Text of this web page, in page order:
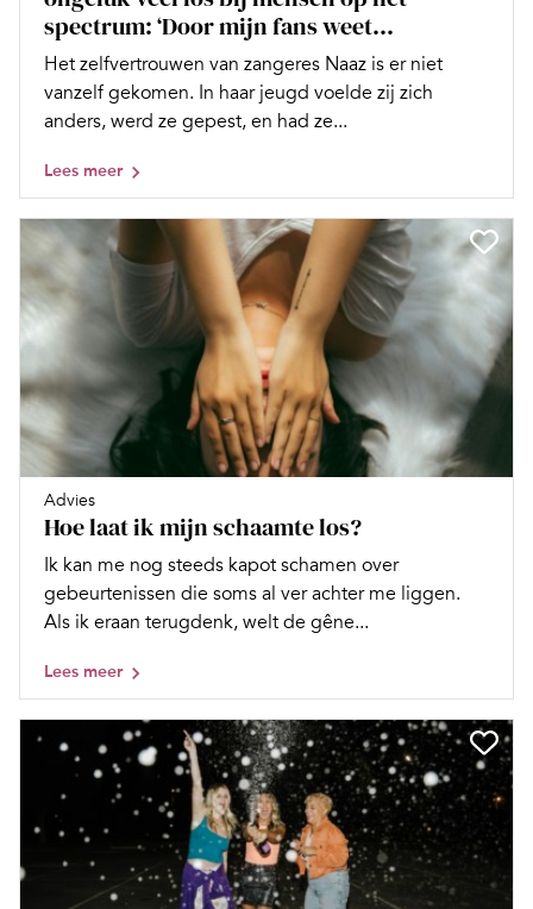
spectrum: ‘Door mijn fans weet...
Het zelfvertrouwen van zangeres Naaz is er niet
vanzelf gekomen. In haar jeugd voelde zij zich
anders, werd ze gepest, en had ze...
Lees meer
Advies
Hoe laat ik mijn schaamte los?
Ik kan me nog steeds kapot schamen over
gebeurtenissen die soms al ver achter me liggen.
Als ik eraan terugdenk, welt de gêne...
Lees meer